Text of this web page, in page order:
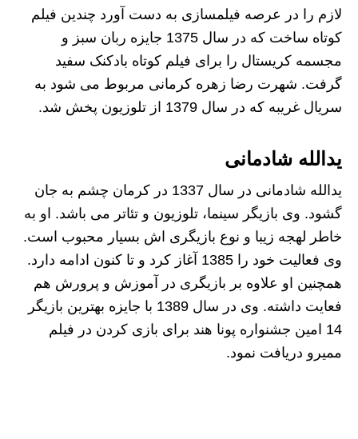
لازم را در عرصه فیلمسازی به دست آورد چندین فیلم
کوتاه ساخت که در سال 1375 جایزه ربان سبز و
مجسمه کریستال را برای فیلم کوتاه بادکنک سفید
گرفت. شهرت رضا زهره کرمانی مربوط می شود به
سریال غریبه که در سال 1379 از تلوزیون پخش شد.
یدالله شادمانی
یدالله شادمانی در سال 1337 در کرمان چشم به جان
گشود. وی بازیگر سینما، تلوزیون و تئاتر می باشد. او به
خاطر لهجه زیبا و نوع بازیگری اش بسیار محبوب است.
وی فعالیت خود را 1385 آغاز کرد و تا کنون ادامه دارد.
همچنین او علاوه بر بازیگری در آموزش و پرورش هم
فعایت داشته. وی در سال 1389 با جایزه بهترین بازیگر
14 امین جشنواره پونا هند برای بازی کردن در فیلم
ممیرو دریافت نمود.